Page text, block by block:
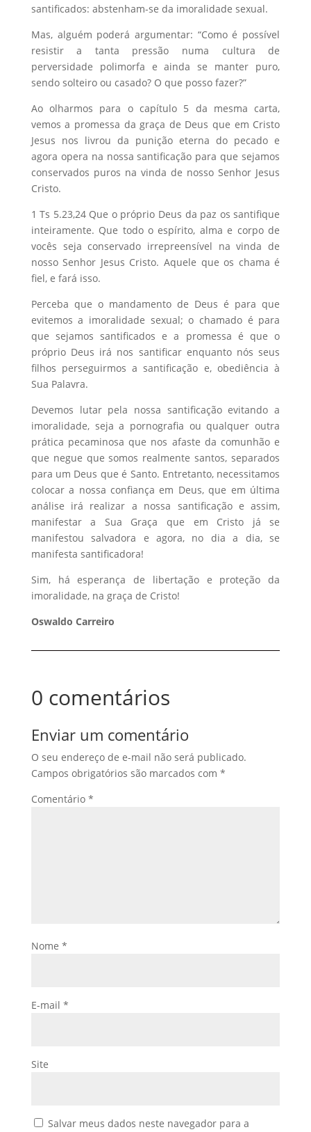
santificados: abstenham-se da imoralidade sexual.
Mas, alguém poderá argumentar: “Como é possível
resistir a tanta pressão numa cultura de
perversidade polimorfa e ainda se manter puro,
sendo solteiro ou casado? O que posso fazer?”
Ao olharmos para o capítulo 5 da mesma carta,
vemos a promessa da graça de Deus que em Cristo
Jesus nos livrou da punição eterna do pecado e
agora opera na nossa santificação para que sejamos
conservados puros na vinda de nosso Senhor Jesus
Cristo.
1 Ts 5.23,24 Que o próprio Deus da paz os santifique
inteiramente. Que todo o espírito, alma e corpo de
vocês seja conservado irrepreensível na vinda de
nosso Senhor Jesus Cristo. Aquele que os chama é
fiel, e fará isso.
Perceba que o mandamento de Deus é para que
evitemos a imoralidade sexual; o chamado é para
que sejamos santificados e a promessa é que o
próprio Deus irá nos santificar enquanto nós seus
filhos perseguirmos a santificação e, obediência à
Sua Palavra.
Devemos lutar pela nossa santificação evitando a
imoralidade, seja a pornografia ou qualquer outra
prática pecaminosa que nos afaste da comunhão e
que negue que somos realmente santos, separados
para um Deus que é Santo. Entretanto, necessitamos
colocar a nossa confiança em Deus, que em última
análise irá realizar a nossa santificação e assim,
manifestar a Sua Graça que em Cristo já se
manifestou salvadora e agora, no dia a dia, se
manifesta santificadora!
Sim, há esperança de libertação e proteção da
imoralidade, na graça de Cristo!
Oswaldo Carreiro
0 comentários
Enviar um comentário
O seu endereço de e-mail não será publicado.
Campos obrigatórios são marcados com *
Comentário *
Nome *
E-mail *
Site
Salvar meus dados neste navegador para a